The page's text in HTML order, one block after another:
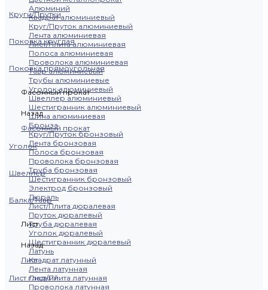
Алюминий
Квадрат алюминиевый
Круг/Пруток алюминиевый
Лента алюминиевая
Лист/Плита алюминиевая
Полоса алюминиевая
Проволока алюминиевая
Тавр алюминиевый
Трубы алюминиевые
Уголок алюминиевый
Швеллер алюминиевый
Шестигранник алюминиевый
Шина алюминиевая
Бронза
Круг/Пруток бронзовый
Лента бронзовая
Полоса бронзовая
Проволока бронзовая
Труба бронзовая
Шестигранник бронзовый
Электрод бронзовый
Дюраль
Лист/Плита дюралевая
Пруток дюралевый
Труба дюралевая
Уголок дюралевый
Шестигранник дюралевый
Латунь
Квадрат латунный
Лента латунная
Лист/Плита латунная
Проволока латунная
Круги/Прутки
Поковка круглая
Поковка прямоугольная
Фасонный прокат
Назад
Фасонный прокат
Уголок
Швеллер
Балка/Тавр
Лист
Назад
Лист
Лист гладкий